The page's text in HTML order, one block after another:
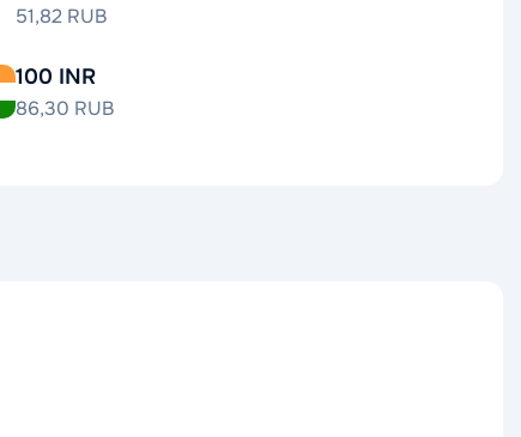
51,82 RUB
100 INR
86,30 RUB